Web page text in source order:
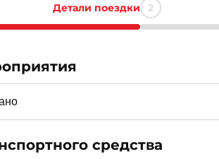
Детали поездки
средства